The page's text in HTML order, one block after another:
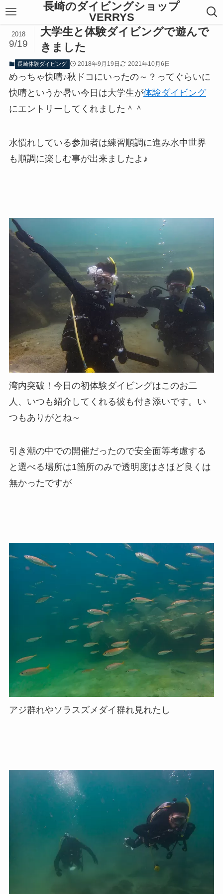
長崎のダイビングショップ
VERRYS
大学生と体験ダイビングで遊んで
きました
2018
9/19
長崎体験ダイビング 2018年9月19日 2021年10月6日
めっちゃ快晴♪秋ドコにいったの～？ってぐらいに
快晴というか暑い今日は大学生が体験ダイビング
にエントリーしてくれました＾＾
水慣れしている参加者は練習順調に進み水中世界
も順調に楽しむ事が出来ましたよ♪
湾内突破！今日の初体験ダイビングはこのお二
人、いつも紹介してくれる彼も付き添いです。い
つもありがとね～
引き潮の中での開催だったので安全面等考慮する
と選べる場所は1箇所のみで透明度はさほど良くは
無かったですが
アジ群れやソラスズメダイ群れ見れたし